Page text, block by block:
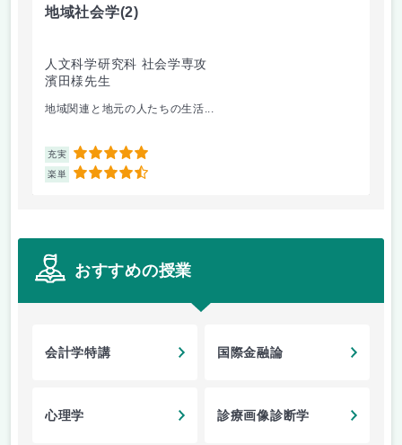
地域社会学(2)
人文科学研究科 社会学専攻
濱田様先生
地域関連と地元の人たちの生活...
充実 5
楽単 4.5
おすすめの授業
会計学特講 国際金融論
心理学 診療画像診断学